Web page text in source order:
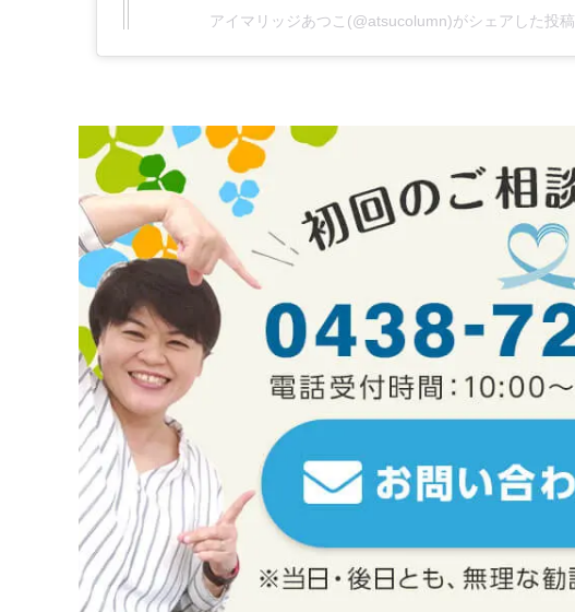
アイマリッジあつこ(@atsucolumn)がシェアした投稿